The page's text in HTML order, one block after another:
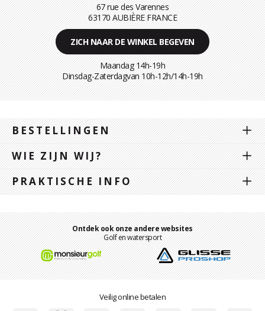
67 rue des Varennes
63170 AUBIÈRE FRANCE
ZICH NAAR DE WINKEL BEGEVEN
Maandag 14h-19h
Dinsdag-Zaterdagvan 10h-12h/14h-19h
BESTELLINGEN
WIE ZIJN WIJ?
PRAKTISCHE INFO
Ontdek ook onze andere websites
Golf en watersport
Veilig online betalen